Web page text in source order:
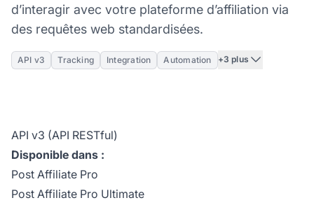
d’interagir avec votre plateforme d’affiliation via
des requêtes web standardisées.
API v3 Tracking Integration Automation +3 plus
API v3 (API RESTful)
Disponible dans :
Post Affiliate Pro
Post Affiliate Pro Ultimate